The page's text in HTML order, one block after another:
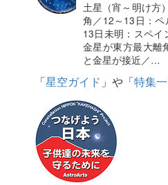
土星（宵～明け方
角／12～13日：
13日未明：スペイ
金星が東方最大離
と金星が接近／…
「星空ガイド 」や「特集